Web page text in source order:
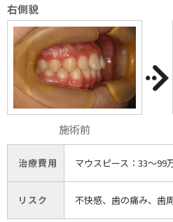
右側貌
施術前
治療費用 マウスピース：33〜99
リスク 不快感、歯の痛み、歯